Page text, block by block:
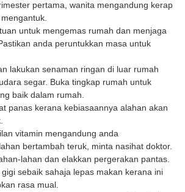
pertama, wanita mengandung kerap
untuk mengemas rumah dan menjaga
anda peruntukkan masa untuk
lakukan senaman ringan di luar rumah
segar. Buka tingkap rumah untuk
baik dalam rumah.
panas kerana kebiasaannya alahan akan
vitamin mengandung anda
bertambah teruk, minta nasihat doktor.
lahan dan elakkan pergerakan pantas.
sebaik sahaja lepas makan kerana ini
rasa mual.